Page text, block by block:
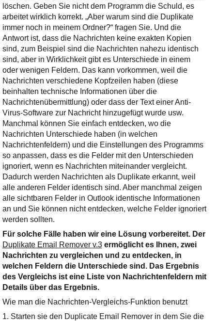
löschen. Geben Sie nicht dem Programm die Schuld, es
arbeitet wirklich korrekt. „Aber warum sind die Duplikate
immer noch in meinem Ordner?“ fragen Sie. Und die
Antwort ist, dass die Nachrichten keine exakten Kopien
sind, zum Beispiel sind die Nachrichten nahezu identisch
sind, aber in Wirklichkeit gibt es Unterschiede in einem
oder wenigen Feldern. Das kann vorkommen, weil die
Nachrichten verschiedene Kopfzeilen haben (diese
beinhalten technische Informationen über die
Nachrichtenübermittlung) oder dass der Text einer Anti-
Virus-Software zur Nachricht hinzugefügt wurde usw.
Manchmal können Sie einfach entdecken, wo die
Nachrichten Unterschiede haben (in welchen
Nachrichtenfeldern) und die Einstellungen des Programms
so anpassen, dass es die Felder mit den Unterschieden
ignoriert, wenn es Nachrichten miteinander vergleicht.
Dadurch werden Nachrichten als Duplikate erkannt, weil
alle anderen Felder identisch sind. Aber manchmal zeigen
alle sichtbaren Felder in Outlook identische Informationen
an und Sie können nicht entdecken, welche Felder ignoriert
werden sollten.
Für solche Fälle haben wir eine Lösung vorbereitet. Der
Duplikate Email Remover v.3ermöglicht es Ihnen, zwei
Nachrichten zu vergleichen und zu entdecken, in
welchen Feldern die Unterschiede sind. Das Ergebnis
des Vergleichs ist eine Liste von Nachrichtenfeldern mit
Details über das Ergebnis.
Wie man die Nachrichten-Vergleichs-Funktion benutzt
1. Starten sie den Duplicate Email Remover in dem Sie die